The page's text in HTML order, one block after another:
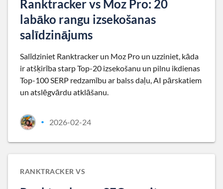
Ranktracker vs Moz Pro: 20
labāko rangu izsekošanas
salīdzinājums
Salīdziniet Ranktracker un Moz Pro un uzziniet, kāda
ir atšķirība starp Top-20 izsekošanu un pilnu ikdienas
Top-100 SERP redzamību ar balss daļu, AI pārskatiem
un atslēgvārdu atklāšanu.
• 2026-02-24
RANKTRACKER VS